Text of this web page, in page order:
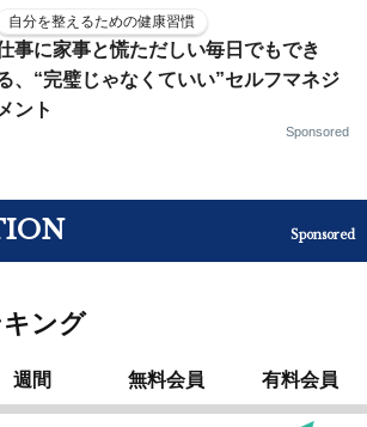
自分を整えるための健康習慣
事に家事と慌ただしい毎日でもでき
、“完璧じゃなくていい”セルフマネジ
メント
Sponsored
Sponsored
ング
週間 無料会員 有料会員